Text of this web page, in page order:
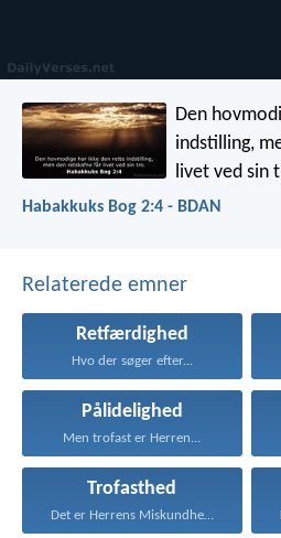
Den
indstilling,
livet ved sin
Habakkuks Bog 2:4 - BDAN
Relaterede emner
Retfærdighed
Hvo der søger efter...
Pålidelighed
Men trofast er Herren...
Trofasthed
Det er Herrens Miskundhed...